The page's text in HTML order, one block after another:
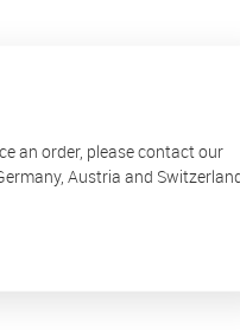
an order, please contact our
Austria and